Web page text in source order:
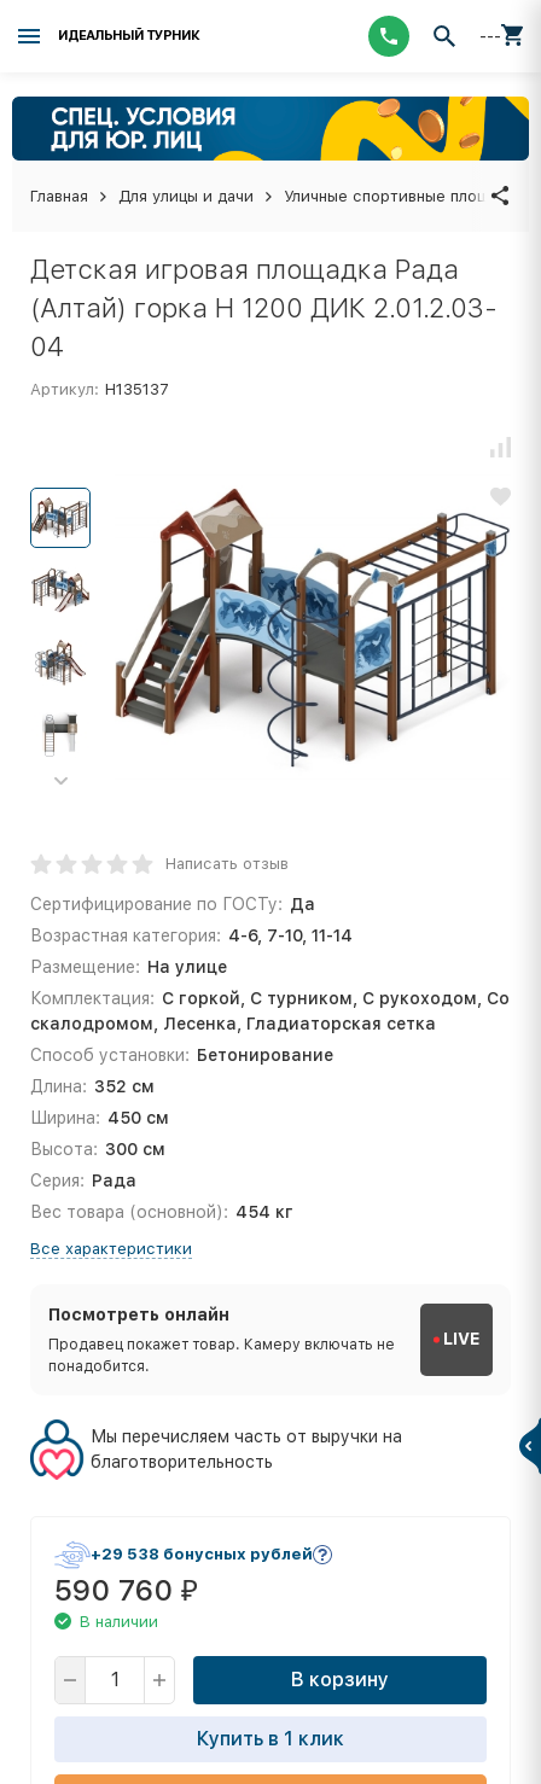
ИДЕАЛЬНЫЙ ТУРНИК ---
Главная Для улицы и дачи Уличные спортивные площадки
Детская игровая площадка Рада
(Алтай) горка Н 1200 ДИК 2.01.2.03-
04
Артикул: Н135137
Написать отзыв
Сертифицирование по ГОСТу: Да
Возрастная категория: 4-6, 7-10, 11-14
Размещение: На улице
Комплектация: С горкой, С турником, С рукоходом, Со
скалодромом, Лесенка, Гладиаторская сетка
Способ установки: Бетонирование
Длина: 352 см
Ширина: 450 см
Высота: 300 см
Серия: Рада
Вес товара (основной): 454 кг
Все характеристики
Посмотреть онлайн
Продавец покажет товар. Камеру включать не
понадобится.
LIVE
Мы перечисляем часть от выручки на
благотворительность
+29 538 бонусных рублей
590 760 ₽
В наличии
В корзину
Купить в 1 клик